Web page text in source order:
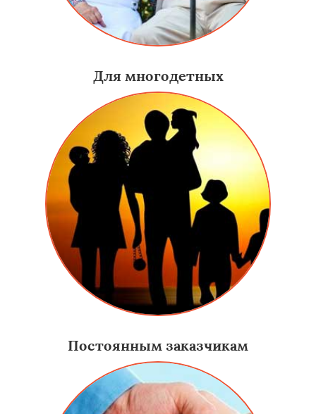
Для многодетных
Постоянным заказчикам